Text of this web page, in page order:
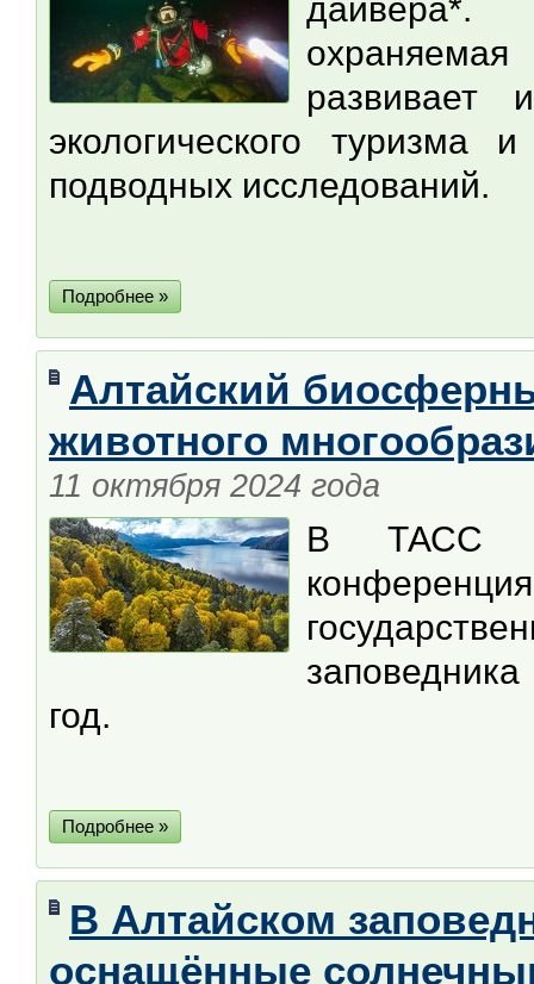
дайвера*.
развивает
экологического
подводных исследований.
Подробнее »
Алтайский
животного
11 октября 2024 года
В ТАСС
год.
Подробнее »
В Алтайском
оснащённые